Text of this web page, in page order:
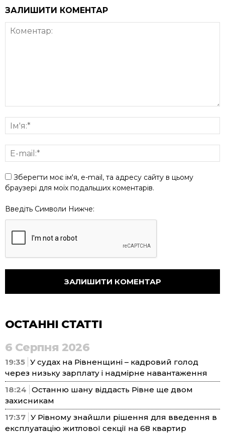
ЗАЛИШИТИ КОМЕНТАР
Зберегти моє ім'я, e-mail, та адресу сайту в цьому
браузері для моїх подальших коментарів.
Введіть Символи Нижче:
ОСТАННІ СТАТТІ
6 Серпня 2026
19:35 У судах на Рівненщині – кадровий голод
через низьку зарплату і надмірне навантаження
18:24 Останню шану віддасть Рівне ще двом
захисникам
17:37 У Рівному знайшли рішення для введення в
експлуатацію житлової секції на 68 квартир